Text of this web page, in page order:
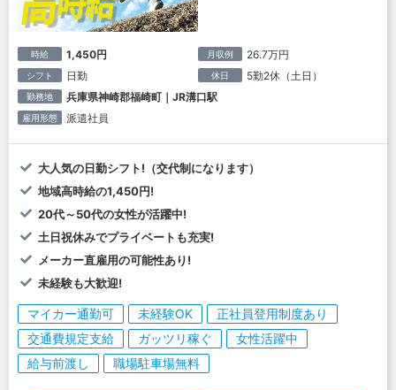
時給 1,450円 月収例 26.7万円
シフト 日勤 休日 5勤2休（土日）
勤務地 兵庫県神崎郡福崎町｜JR溝口駅
雇用形態 派遣社員
大人気の日勤シフト!（交代制になります）
地域高時給の1,450円!
20代～50代の女性が活躍中!
土日祝休みでプライベートも充実!
メーカー直雇用の可能性あり!
未経験も大歓迎!
マイカー通勤可 未経験OK
正社員登用制度あり
交通費規定支給
ガッツリ稼ぐ
女性活躍中
給与前渡し
職場駐車場無料